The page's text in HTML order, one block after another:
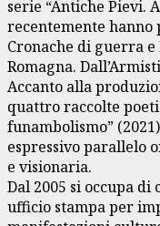
serie “Antiche Pievi.
recentemente hanno
Cronache di guerra
Romagna.
Accanto alla
quattro raccolte
funambolismo”
espressivo parallelo
e visionaria.
Dal 2005 si occupa
ufficio stampa per